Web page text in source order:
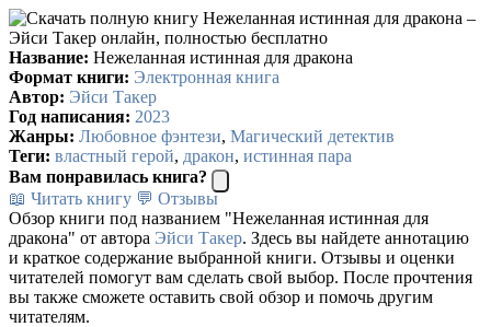
Название: Нежеланная истинная для дракона
Формат книги: Электронная книга
Автор: Эйси Такер
Год написания: 2023
Жанры: Любовное фэнтези, Магический детектив
Теги: властный герой, дракон, истинная пара
Вам понравилась книга?
📖 Читать книгу 💬 Отзывы
Обзор книги под названием "Нежеланная истинная для
дракона" от автора Эйси Такер. Здесь вы найдете аннотацию
и краткое содержание выбранной книги. Отзывы и оценки
читателей помогут вам сделать свой выбор. После прочтения
вы также сможете оставить свой обзор и помочь другим
читателям.